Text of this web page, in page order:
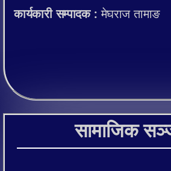
कार्यकारी सम्पादक :मेघराज तामाङ
सामाजिक